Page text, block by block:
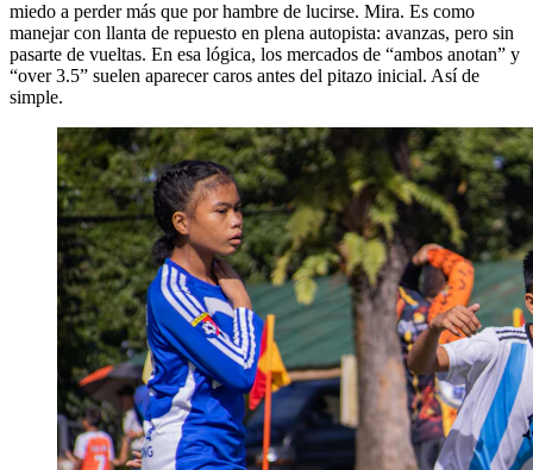
miedo a perder más que por hambre de lucirse. Mira. Es como
manejar con llanta de repuesto en plena autopista: avanzas, pero sin
pasarte de vueltas. En esa lógica, los mercados de “ambos anotan” y
“over 3.5” suelen aparecer caros antes del pitazo inicial. Así de
simple.